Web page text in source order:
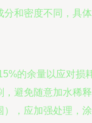
和密度不同，具
的余量以应对损耗
避免随意加水稀释
，应加强处理，